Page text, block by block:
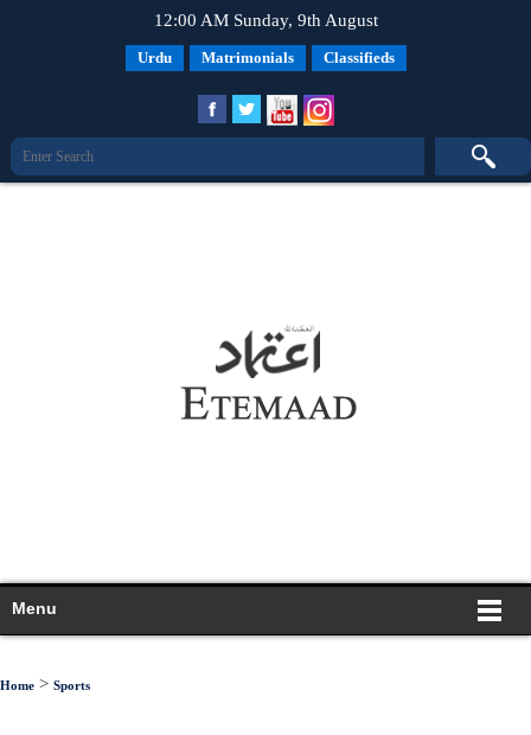
12:00 AM Sunday, 9th August
Urdu Matrimonials Classifieds
Menu
Home > Sports